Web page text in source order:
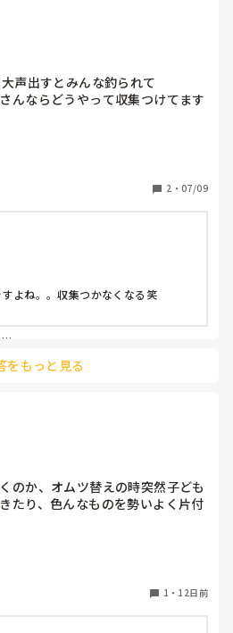
声出すとみんな釣られて
んならどうやって収集つけてます
間で他のことに気を紛らわそうと
2 ・ 07/09
よね。。収集つかなくなる笑
をもっと見る
のか、オムツ替えの時突然子ども
たり、色んなものを勢いよく片付
てほしい。本当に。これ多分私だ
1 ・ 12日前